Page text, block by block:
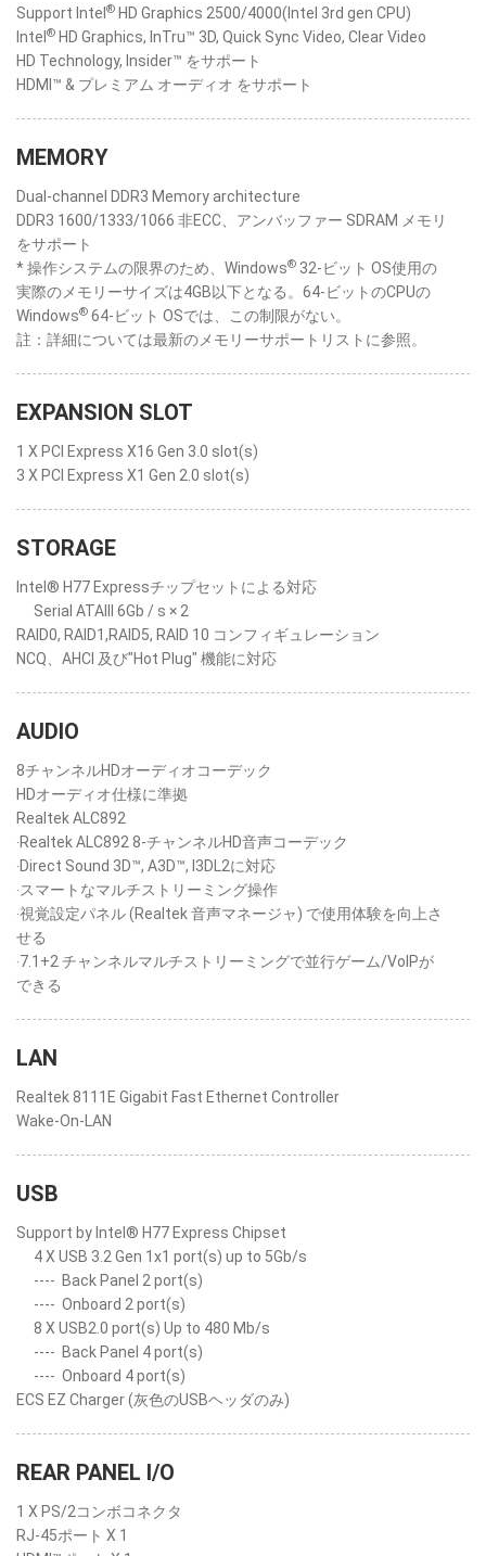
Support Intel ® HD Graphics 2500/4000(Intel 3rd gen CPU)
Intel ® HD Graphics, InTru™ 3D, Quick Sync Video, Clear Video
HD Technology, Insider™ をサポート
HDMI™ & プレミアム オーディオ をサポート
MEMORY
Dual-channel DDR3 Memory architecture
DDR3 1600/1333/1066 非ECC、アンバッファー SDRAM メモリ
をサポート
* 操作システムの限界のため、Windows® 32-ビット OS使用の
実際のメモリーサイズは4GB以下となる。64-ビットのCPUの
Windows® 64-ビット OSでは、この制限がない。
註：詳細については最新のメモリーサポートリストに参照。
EXPANSION SLOT
1 X PCI Express X16 Gen 3.0 slot(s)
3 X PCI Express X1 Gen 2.0 slot(s)
STORAGE
Intel® H77 Expressチップセットによる対応
Serial ATAIII 6Gb / s × 2
RAID0, RAID1,RAID5, RAID 10 コンフィギュレーション
NCQ、AHCI 及び"Hot Plug" 機能に対応
AUDIO
8チャンネルHDオーディオコーデック
HDオーディオ仕様に準拠
Realtek ALC892
‧Realtek ALC892 8-チャンネルHD音声コーデック
‧Direct Sound 3D™, A3D™, I3DL2に対応
‧スマートなマルチストリーミング操作
‧視覚設定パネル (Realtek 音声マネージャ) で使用体験を向上さ
せる
‧7.1+2 チャンネルマルチストリーミングで並行ゲーム/VoIPが
できる
LAN
Realtek 8111E Gigabit Fast Ethernet Controller
Wake-On-LAN
USB
Support by Intel® H77 Express Chipset
4 X USB 3.2 Gen 1x1 port(s) up to 5Gb/s
---- Back Panel 2 port(s)
---- Onboard 2 port(s)
8 X USB2.0 port(s) Up to 480 Mb/s
---- Back Panel 4 port(s)
---- Onboard 4 port(s)
ECS EZ Charger (灰色のUSBヘッダのみ)
REAR PANEL I/O
1 X PS/2コンボコネクタ
RJ-45ポート X 1